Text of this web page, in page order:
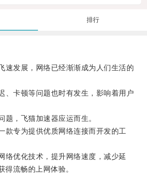
排行
发展，网络已经渐渐成为人们生活的
卡顿等问题也时有发生，影响着用户
，飞猫加速器应运而生。
专为提供优质网络连接而开发的工
优化技术，提升网络速度，减少延
得流畅的上网体验。